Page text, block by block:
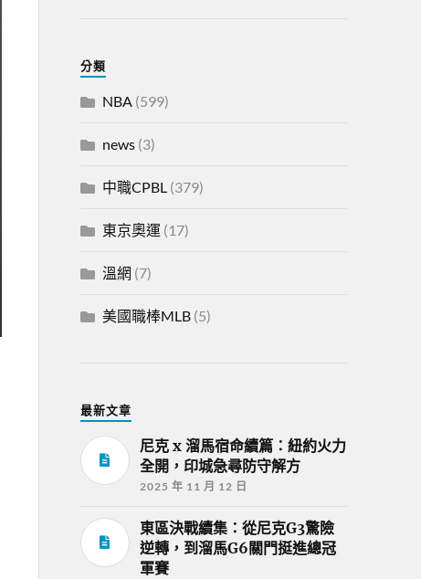
分類
NBA(599)
news(3)
中職CPBL(379)
東京奧運 (17)
溫網 (7)
美國職棒MLB(5)
最新文章
尼克 x 溜馬宿命續篇：紐約火力
全開，印城急尋防守解方
2025 年 11 月 12 日
東區決戰續集：從尼克G3驚險
逆轉，到溜馬G6關門挺進總冠
軍賽